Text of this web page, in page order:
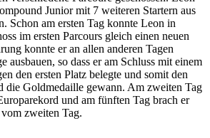
Junior mit 7 weiteren Startern aus
Schon am ersten Tag konnte Leon in
im ersten Parcours gleich einen neuen
konnte er an allen anderen Tagen
ausbauen, so dass er am Schluss mit einem
den ersten Platz belegte und somit den
die Goldmedaille gewann. Am zweiten Tag
und am fünften Tag brach er
zweiten Tag.